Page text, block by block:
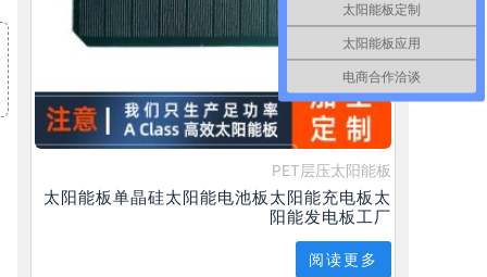
PET层压太阳能板
太阳能板单晶硅太阳能电池板太阳能充电板太
阳能发电板工厂
阅读更多
太阳能板定制
太阳能板应用
电商合作洽谈